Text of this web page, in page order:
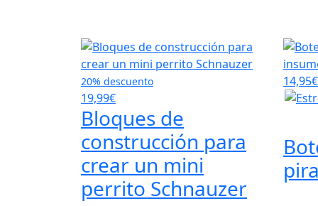
20% descuento
19,99€
Bloques de
construcción para
crear un mini
perrito Schnauzer
14,95€